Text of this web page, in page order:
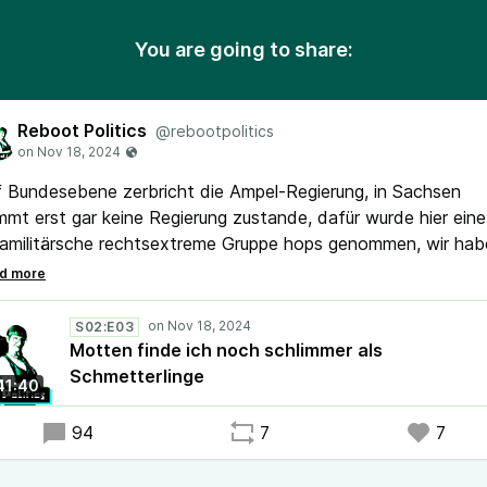
You are going to share:
Reboot Politics @rebootpolitics
Bundesebene zerbricht die Ampel-Regierung, in Sachsen
erst gar keine Regierung zustande, dafür wurde hier eine
rechtsextreme Gruppe hops genommen, wir
das 1,5 Grad Ziel bereits gerissen und die USA
eine gefährliche, wütende Orange als Präsidenten - die
Tage waren einfach nur ein wildes Chaos.
all diese Themen und noch einige mehr sprechen wir in
neuen Folge. Diese wurde am 17. November 2024
S02:E03
Motten finde ich noch schlimmer als
Schmetterlinge
94 7 7